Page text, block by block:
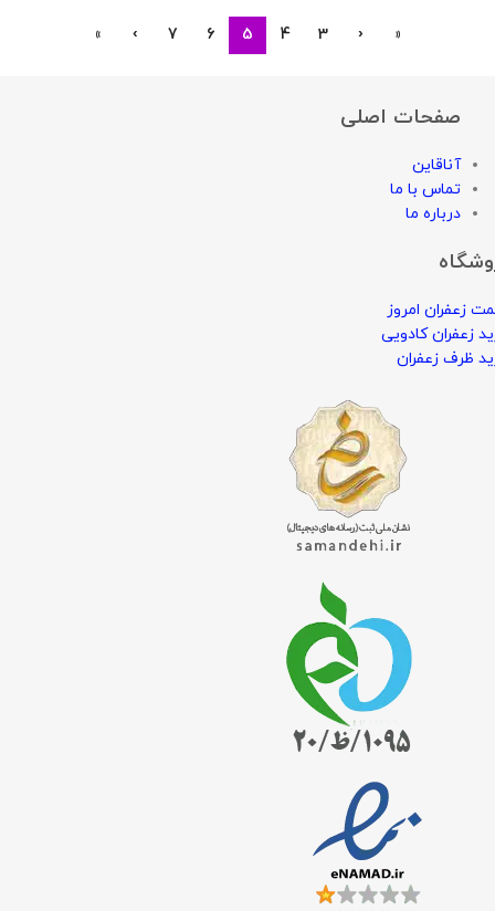
«
‹
3
4
5
6
7
›
»
صفحات اصلی
آناقاین
تماس با ما
درباره ما
زعفران امروز
زعفران کادویی
ظرف زعفران